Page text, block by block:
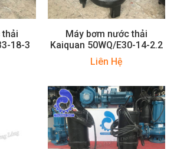
thải
18-3
Máy bơm nước thải
Kaiquan 50WQ/E30-14-2.2
Liên Hệ